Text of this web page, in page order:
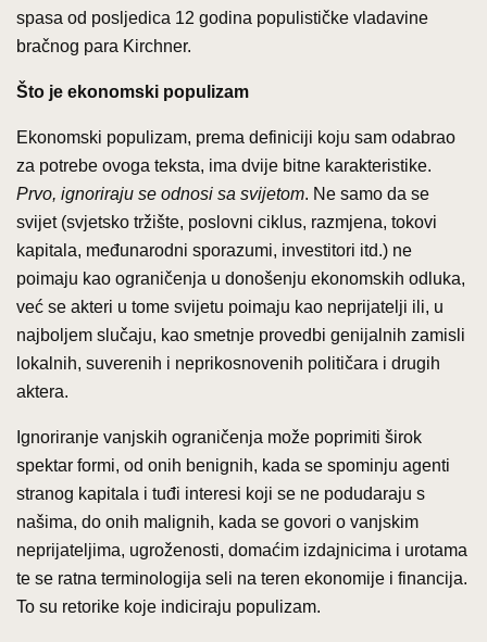
spasa od posljedica 12 godina populističke vladavine
bračnog para Kirchner.
Što je ekonomski populizam
Ekonomski populizam, prema definiciji koju sam odabrao
za potrebe ovoga teksta, ima dvije bitne karakteristike.
Prvo, ignoriraju se odnosi sa svijetom. Ne samo da se
svijet (svjetsko tržište, poslovni ciklus, razmjena, tokovi
kapitala, međunarodni sporazumi, investitori itd.) ne
poimaju kao ograničenja u donošenju ekonomskih odluka,
već se akteri u tome svijetu poimaju kao neprijatelji ili, u
najboljem slučaju, kao smetnje provedbi genijalnih zamisli
lokalnih, suverenih i neprikosnovenih političara i drugih
aktera.
Ignoriranje vanjskih ograničenja može poprimiti širok
spektar formi, od onih benignih, kada se spominju agenti
stranog kapitala i tuđi interesi koji se ne podudaraju s
našima, do onih malignih, kada se govori o vanjskim
neprijateljima, ugroženosti, domaćim izdajnicima i urotama
te se ratna terminologija seli na teren ekonomije i financija.
To su retorike koje indiciraju populizam.